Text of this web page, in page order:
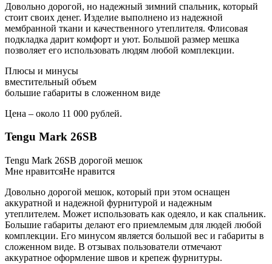
Довольно дорогой, но надежный зимний спальник, который
стоит своих денег. Изделие выполнено из надежной
мембранной ткани и качественного утеплителя. Флисовая
подкладка дарит комфорт и уют. Большой размер мешка
позволяет его использовать людям любой комплекции.
Плюсы и минусы
вместительный объем
большие габариты в сложенном виде
Цена – около 11 000 рублей.
Tengu Mark 26SB
Tengu Mark 26SB дорогой мешок
Мне нравитсяНе нравится
Довольно дорогой мешок, который при этом оснащен
аккуратной и надежной фурнитурой и надежным
утеплителем. Может использовать как одеяло, и как спальник.
Большие габариты делают его приемлемым для людей любой
комплекции. Его минусом является большой вес и габариты в
сложенном виде. В отзывах пользователи отмечают
аккуратное оформление швов и крепеж фурнитуры.